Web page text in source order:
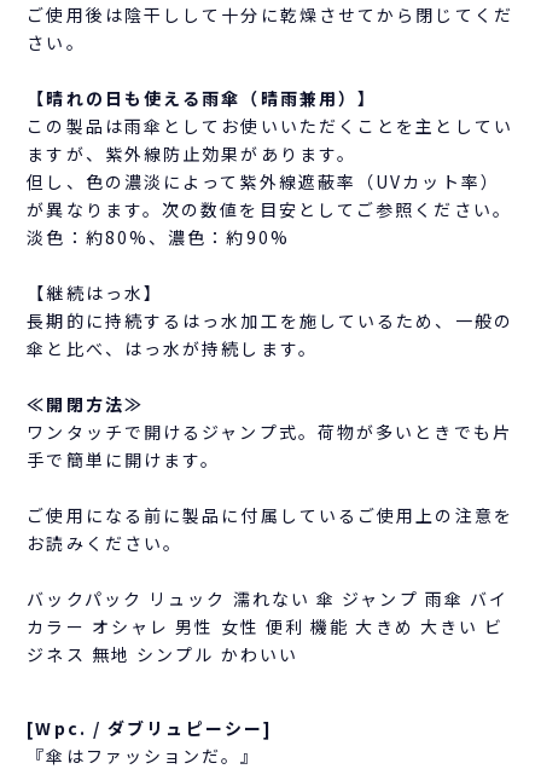
ご使用後は陰干しして十分に乾燥させてから閉じてくだ
さい。
【晴れの日も使える雨傘（晴雨兼用）】
この製品は雨傘としてお使いいただくことを主としてい
ますが、紫外線防止効果があります。
但し、色の濃淡によって紫外線遮蔽率（UVカット率）
が異なります。次の数値を目安としてご参照ください。
淡色：約80%、濃色：約90%
【継続はっ水】
長期的に持続するはっ水加工を施しているため、一般の
傘と比べ、はっ水が持続します。
≪開閉方法≫
ワンタッチで開けるジャンプ式。荷物が多いときでも片
手で簡単に開けます。
ご使用になる前に製品に付属しているご使用上の注意を
お読みください。
バックパック リュック 濡れない 傘 ジャンプ 雨傘 バイ
カラー オシャレ 男性 女性 便利 機能 大きめ 大きい ビ
ジネス 無地 シンプル かわいい
[Wpc. / ダブリュピーシー]
『傘はファッションだ。』